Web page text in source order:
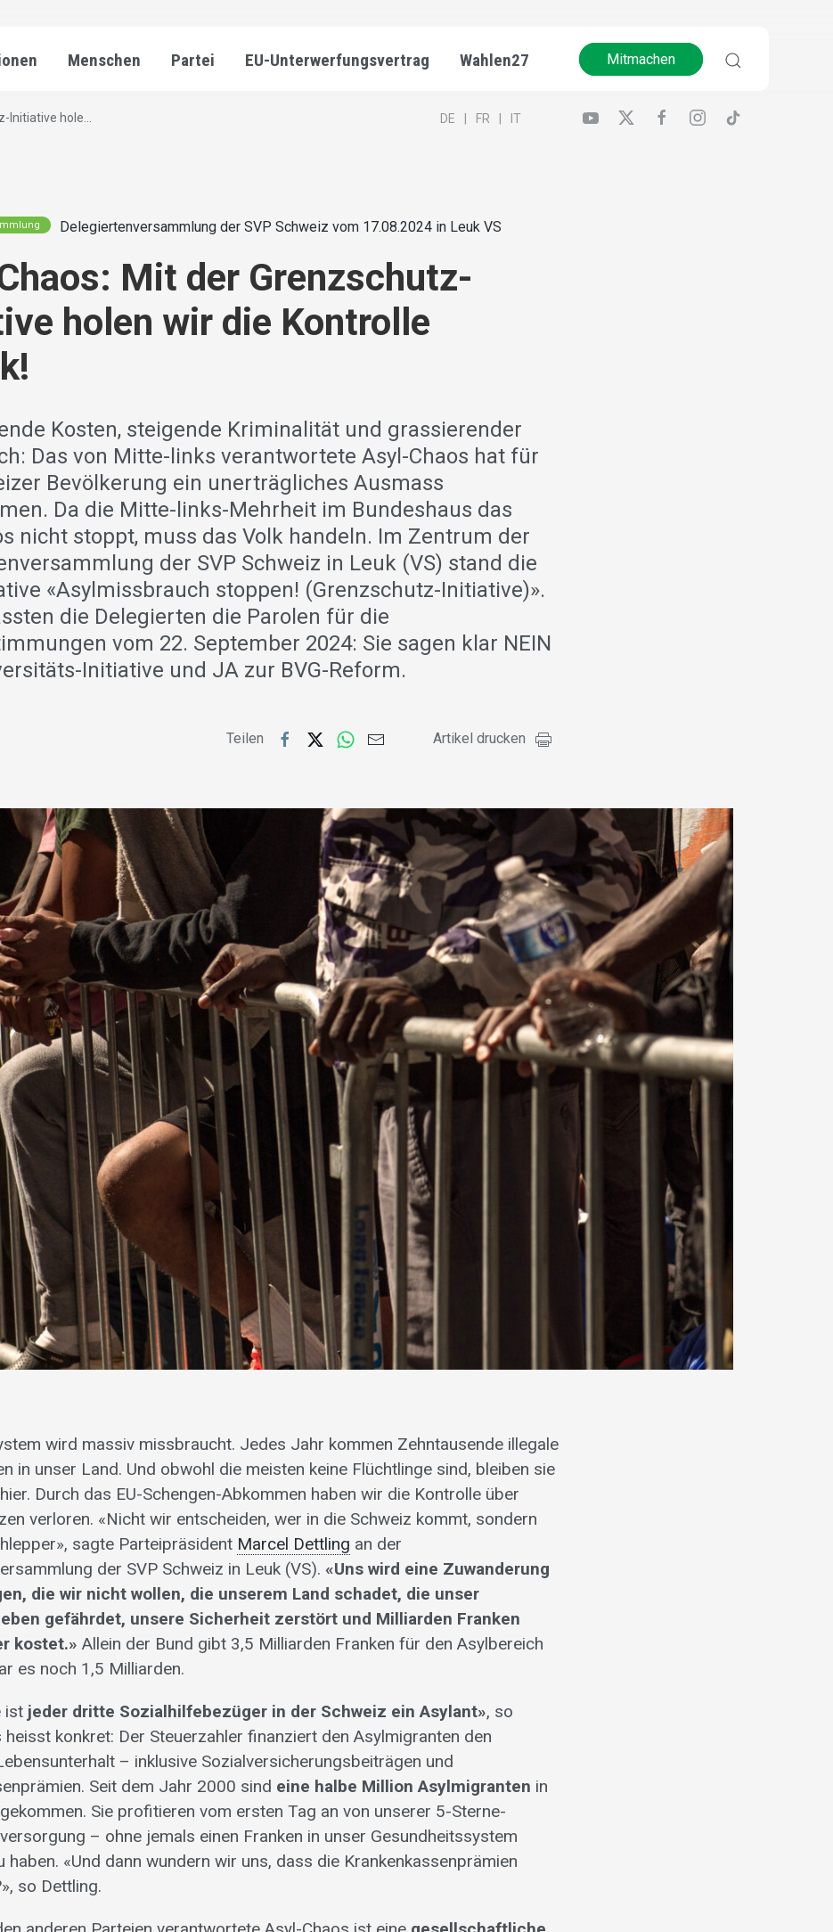
Menschen Partei EU-Unterwerfungsvertrag Wahlen27 Mitmachen
Initiative hole... DE FR IT
Delegiertenversammlung der SVP Schweiz vom 17.08.2024 in Leuk VS
Mit der Grenzschutz-
holen wir die Kontrolle
Kosten, steigende Kriminalität und grassierender
Das von Mitte-links verantwortete Asyl-Chaos hat für
Bevölkerung ein unerträgliches Ausmass
Da die Mitte-links-Mehrheit im Bundeshaus das
nicht stoppt, muss das Volk handeln. Im Zentrum der
der SVP Schweiz in Leuk (VS) stand die
«Asylmissbrauch stoppen! (Grenzschutz-Initiative)».
die Delegierten die Parolen für die
vom 22. September 2024: Sie sagen klar NEIN
Initiative und JA zur BVG-Reform.
Teilen Artikel drucken
wird massiv missbraucht. Jedes Jahr kommen Zehntausende illegale
in unser Land. Und obwohl die meisten keine Flüchtlinge sind, bleiben sie
Durch das EU-Schengen-Abkommen haben wir die Kontrolle über
verloren. «Nicht wir entscheiden, wer in die Schweiz kommt, sondern
sagte Parteipräsident Marcel Dettling an der
der SVP Schweiz in Leuk (VS). «Uns wird eine Zuwanderung
die wir nicht wollen, die unserem Land schadet, die unser
gefährdet, unsere Sicherheit zerstört und Milliarden Franken
kostet.»Allein der Bund gibt 3,5 Milliarden Franken für den Asylbereich
es noch 1,5 Milliarden.
ist jeder dritte Sozialhilfebezüger in der Schweiz ein Asylant», so
heisst konkret: Der Steuerzahler finanziert den Asylmigranten den
– inklusive Sozialversicherungsbeiträgen und
Seit dem Jahr 2000 sind eine halbe Million Asylmigranten in
Sie profitieren vom ersten Tag an von unserer 5-Sterne-
– ohne jemals einen Franken in unser Gesundheitssystem
haben. «Und dann wundern wir uns, dass die Krankenkassenprämien
so Dettling.